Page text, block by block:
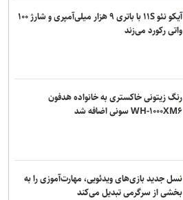
آیکو نئو ۱۱S با باتری ۹ هزار میلی‌آمپری و شارژ ۱۰۰
واتی رکورد می‌زند
رنگ زیتونی خاکستری به خانواده هدفون
WH-۱۰۰۰XM۶ سونی اضافه شد
نسل جدید بازی‌های ویدئویی، مهارت‌آموزی را به
بخشی از سرگرمی تبدیل می‌کند